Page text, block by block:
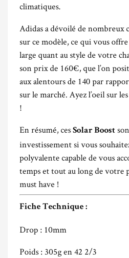
climatiques.
Adidas a dévoilé de nombreux
sur ce modèle, ce qui vous
large quant au style de votre
son prix de 160€, que l’on
aux alentours de 140 par
sur le marché. Ayez l’oeil sur
!
En résumé, ces Solar Boost
investissement si vous
polyvalente capable de vous
temps et tout au long de votre
must have !
Fiche Technique :
Drop : 10mm
Poids : 305g en 42 2/3